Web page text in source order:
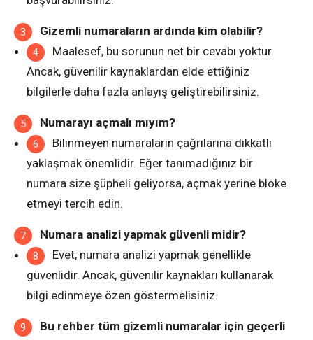
Gizemli numaraların ardında kim olabilir?
Maalesef, bu sorunun net bir cevabı yoktur.
Ancak, güvenilir kaynaklardan elde ettiğiniz
bilgilerle daha fazla anlayış geliştirebilirsiniz.
Numarayı açmalı mıyım?
Bilinmeyen numaraların çağrılarına dikkatli
yaklaşmak önemlidir. Eğer tanımadığınız bir
numara size şüpheli geliyorsa, açmak yerine bloke
etmeyi tercih edin.
Numara analizi yapmak güvenli midir?
Evet, numara analizi yapmak genellikle
güvenlidir. Ancak, güvenilir kaynakları kullanarak
bilgi edinmeye özen göstermelisiniz.
Bu rehber tüm gizemli numaralar için geçerli